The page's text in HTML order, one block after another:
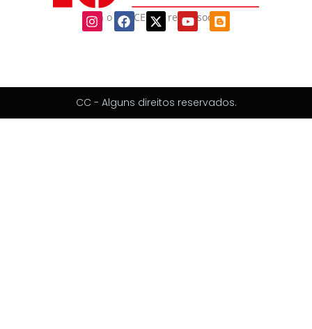
Siga o IAB-CE nas redes sociais
CC - Alguns direitos reservados.